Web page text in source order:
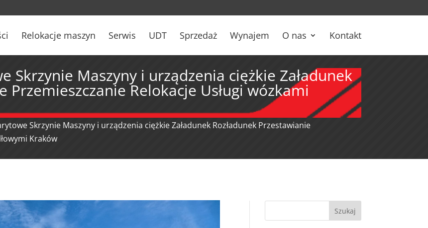
Relokacje maszyn Serwis UDT Sprzedaż Wynajem O nas Kontakt
Skrzynie Maszyny i urządzenia ciężkie Załadunek
Przemieszczanie Relokacje Usługi wózkami
Skrzynie Maszyny i urządzenia ciężkie Załadunek Rozładunek Przestawianie
Kraków